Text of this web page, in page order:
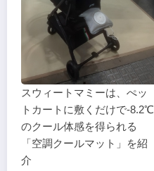
スウィートマミーは、ぺッ
トカートに敷くだけで-8.2℃
のクール体感を得られる
「空調クールマット」を紹
介